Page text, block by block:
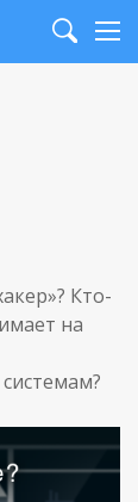
Search
Кто-
на